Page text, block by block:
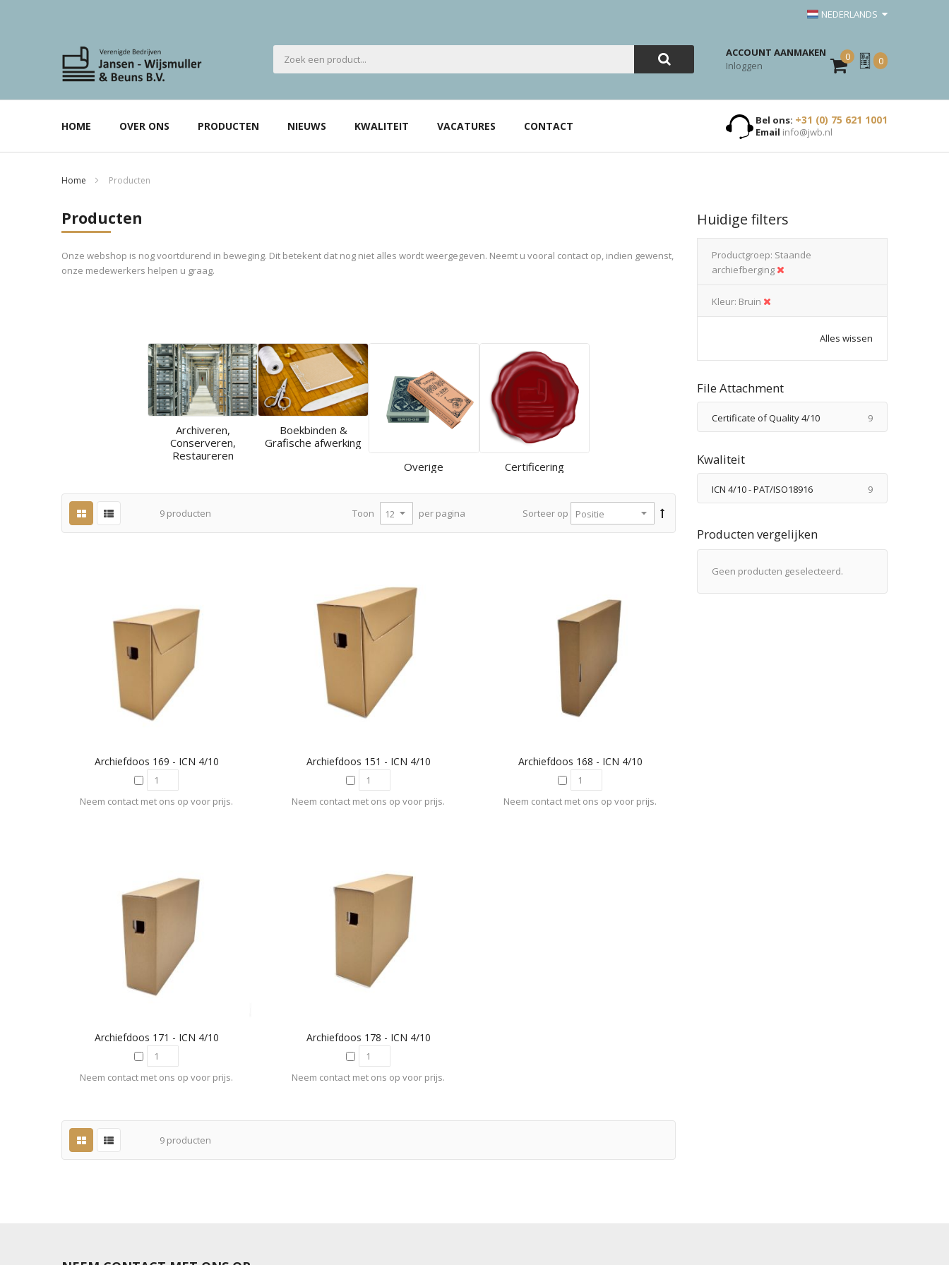
NEDERLANDS
ACCOUNT AANMAKEN
Inloggen
0
Mijn
Offerte
0
HOME OVER ONS PRODUCTEN NIEUWS KWALITEIT VACATURES CONTACT Bel ons: +31 (0) 75 621 1001
Email info@jwb.nl
Home Producten
Producten
Onze webshop is nog voortdurend in beweging. Dit betekent dat nog niet alles wordt weergegeven. Neemt u vooral contact op, indien gewenst,
onze medewerkers helpen u graag.
Archiveren,
Conserveren,
Restaureren
Boekbinden &
Grafische afwerking
Overige
Certificering
9 producten Sorteer op
Toon per pagina
Archiefdoos 169 - ICN 4/10
Neem contact met ons op voor prijs.
Archiefdoos 151 - ICN 4/10
Neem contact met ons op voor prijs.
Archiefdoos 168 - ICN 4/10
Neem contact met ons op voor prijs.
Archiefdoos 171 - ICN 4/10
Neem contact met ons op voor prijs.
Archiefdoos 178 - ICN 4/10
Neem contact met ons op voor prijs.
9 producten
Huidige filters
Productgroep Staande
archiefberging
Kleur Bruin
Alles wissen
File Attachment
Certificate of Quality 4/10 9producten
Kwaliteit
ICN 4/10 - PAT/ISO18916 9producten
Producten vergelijken
Geen producten geselecteerd.